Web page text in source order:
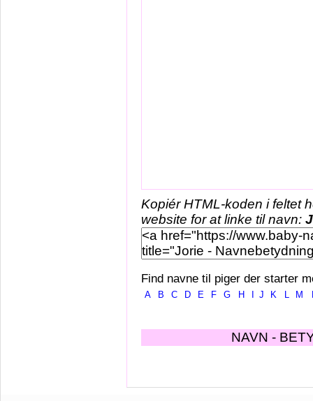
Kopiér HTML-koden i feltet
website for at linke til navn:
Find navne til piger der starter
A B C D E F G H J K L M
NAVN -